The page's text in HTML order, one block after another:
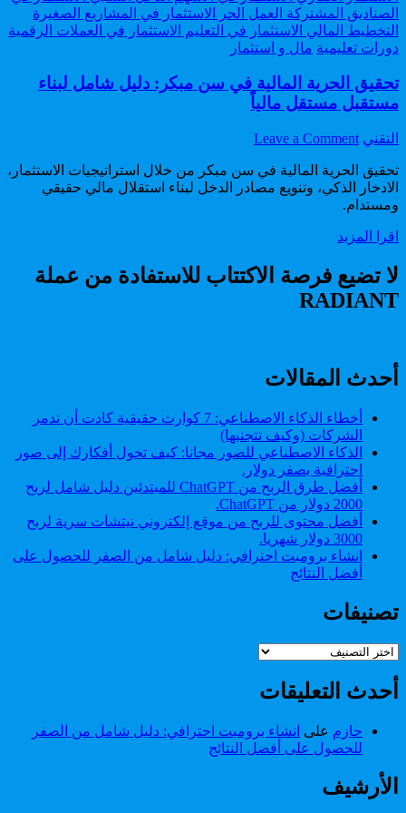
Posted
دورات تعليمية مال و استثمار
تحقيق الحرية المالية في سن مبكر: دليل شامل لبناء
مستقبل مستقل مالياً
Author:
التقني Leave a Comment
on
الحرية
المالية
شامل
تحقيق الحرية المالية في سن مبكر من خلال استراتيجيات الاستثمار،
الادخار الذكي، وتنويع مصادر الدخل لبناء استقلال مالي حقيقي
ومستدام.
اقرا المزيد
المالية
في
سن
لبناء
مستقبل
مستقل
مالياً
لا تضيع فرصة الاكتتاب للاستفادة من عملة
RADIANT
أحدث المقالات
أخطاء الذكاء الاصطناعي: 7 كوارث حقيقية كادت أن تدمر
الشركات (وكيف تتجنبها)
الذكاء الاصطناعي للصور مجانا: كيف تحول أفكارك إلى صور
احترافية بصفر دولار.
أفضل طرق الربح من ChatGPT للمبتدئين دليل شامل لربح
2000 دولار من ChatGPT.
أفضل محتوى للربح من موقع إلكتروني نيتشات سرية لربح
3000 دولار شهريا.
انشاء برومبت احترافي: دليل شامل من الصفر للحصول على
أفضل النتائج
تصنيفات
تصنيفات
أحدث التعليقات
حازم على انشاء برومبت احترافي: دليل شامل من الصفر
للحصول على أفضل النتائج
الأرشيف